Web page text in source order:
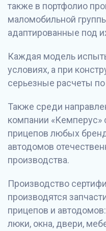
также в портфолио
маломобильной
адаптированные под
Каждая модель
условиях, а при
серьезные расчеты по
Также среди
компании «Кемперус»
прицепов любых
автодомов
производства.
Производство
производятся
прицепов и
люки, окна, двери,